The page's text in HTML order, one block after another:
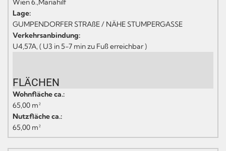
Lage:
GUMPENDORFER STRAßE / NÄHE STUMPERGASSE
Verkehrsanbindung:
U4,57A, ( U3 in 5-7 min zu Fuß erreichbar )
FLÄCHEN
Wohnfläche ca.:
65,00 m²
Nutzfläche ca.:
65,00 m²